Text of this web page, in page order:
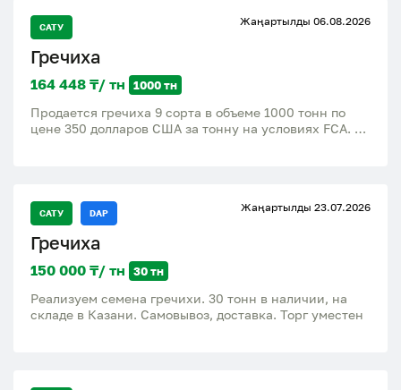
САТУ Жаңартылды 06.08.2026
Гречиха
164 448 ₸/ тн 1000 тн
Продается гречиха 9 сорта в объеме 1000 тонн по
цене 350 долларов США за тонну на условиях FCA.
продукта. Кроме того, по желанию клиента, можем
организовать доставку гречихи непосредственно до
пункта назначения, что позволит сэкономить время и
снизить логистические затраты. Обращайтесь для
получения подробной информации по
надежность, качество продукции и индивидуальный
подход к каждому заказу.
САТУ DAP Жаңартылды 23.07.2026
Гречиха
150 000 ₸/ тн 30 тн
Реализуем семена гречихи. 30 тонн в наличии, на
складе в Казани. Самовывоз, доставка. Торг уместен